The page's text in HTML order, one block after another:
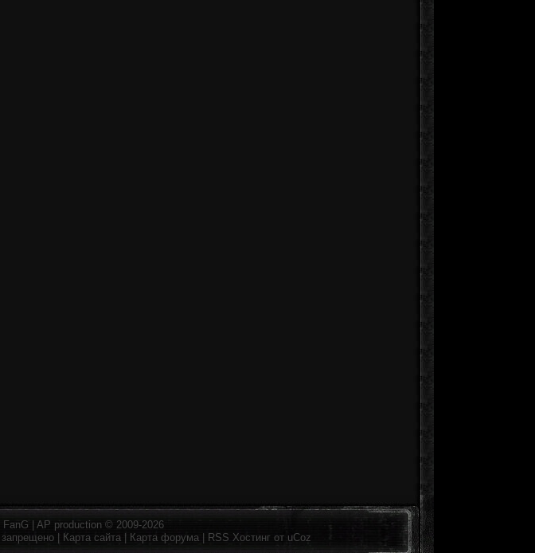
FanG AP production © 2009-2026
запрещено | Карта сайта Карта форума RSS Хостинг от uCoz